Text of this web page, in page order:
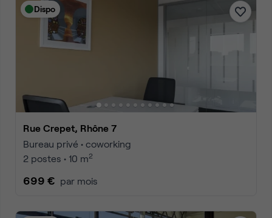
Dispo
Rue Crepet, Rhône 7
Bureau privé • coworking
2 postes • 10 m2
699 € par mois